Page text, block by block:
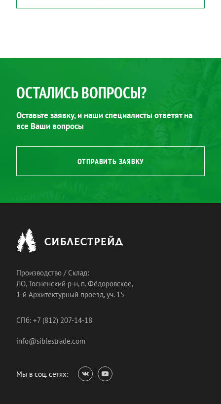
ОСТАЛИСЬ ВОПРОСЫ?
Оставьте заявку, и наши специалисты ответят на
все Ваши вопросы
ОТПРАВИТЬ ЗАЯВКУ
Производство / Склад:
ЛО, Тосненский р-н, п. Фёдоровское,
1-й Архитектурный проезд, уч. 15
СПб: +7 (812) 207-14-18
info@siblestrade.com
Мы в соц. сетях: